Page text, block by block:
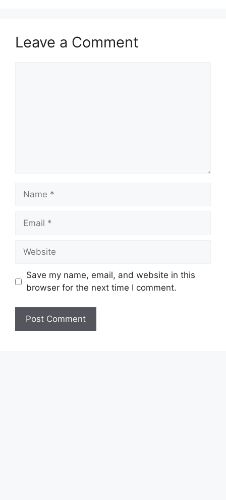
Leave a Comment
Name
Email
Website
Save my name, email, and website in this
browser for the next time I comment.